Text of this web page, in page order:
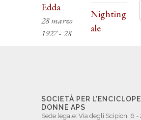
Edda
28 marzo
1927 - 28
Nighting
ale
SOCIETÀ PER
DONNE APS
Sede legale: Via degli Scipioni 6 -